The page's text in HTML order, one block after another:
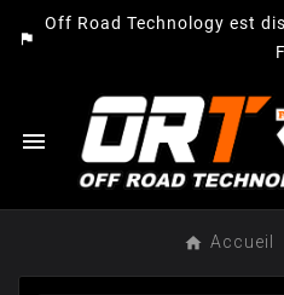
assistant_photo
Off Road Technology est

Accueil